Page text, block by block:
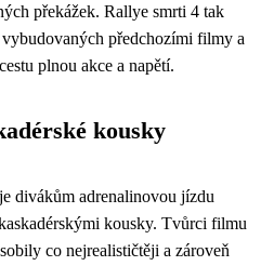
překážek. Rallye smrti 4 tak
předchozími filmy a
plnou akce a napětí.
kousky
divákům adrenalinovou jízdu
kousky. Tvůrci filmu
co nejrealističtěji a zároveň